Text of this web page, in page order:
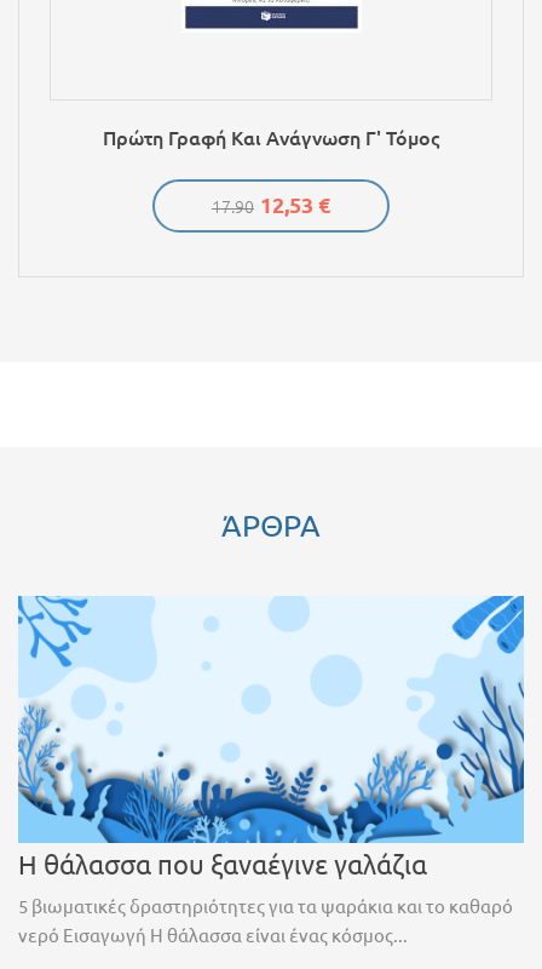
Πρώτη Γραφή Και Ανάγνωση Γ' Τόμος
17.90 12,53 €
ΆΡΘΡΑ
Η θάλασσα που ξαναέγινε γαλάζια
5 βιωματικές δραστηριότητες για τα ψαράκια και το καθαρό
νερό Εισαγωγή Η θάλασσα είναι ένας κόσμος...